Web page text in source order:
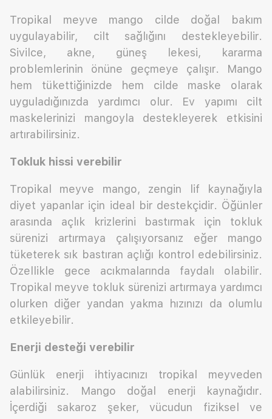
Tropikal meyve mango cilde doğal bakım
uygulayabilir, cilt sağlığını destekleyebilir.
Sivilce, akne, güneş lekesi, kararma
problemlerinin önüne geçmeye çalışır. Mango
hem tükettiğinizde hem cilde maske olarak
uyguladığınızda yardımcı olur. Ev yapımı cilt
maskelerinizi mangoyla destekleyerek etkisini
artırabilirsiniz.
Tokluk hissi verebilir
Tropikal meyve mango, zengin lif kaynağıyla
diyet yapanlar için ideal bir destekçidir. Öğünler
arasında açlık krizlerini bastırmak için tokluk
sürenizi artırmaya çalışıyorsanız eğer mango
tüketerek sık bastıran açlığı kontrol edebilirsiniz.
Özellikle gece acıkmalarında faydalı olabilir.
Tropikal meyve tokluk sürenizi artırmaya yardımcı
olurken diğer yandan yakma hızınızı da olumlu
etkileyebilir.
Enerji desteği verebilir
Günlük enerji ihtiyacınızı tropikal meyveden
alabilirsiniz. Mango doğal enerji kaynağıdır.
İçerdiği sakaroz şeker, vücudun fiziksel ve